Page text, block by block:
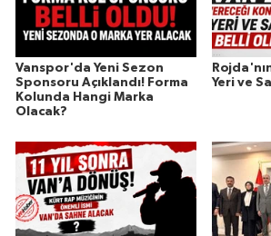
Vanspor'da Yeni Sezon
Sponsoru Açıklandı! Forma
Kolunda Hangi Marka
Olacak?
Yeri ve